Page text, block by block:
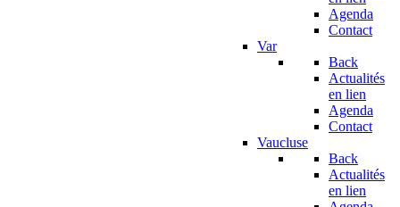
Agenda
Contact
Var
Back
Actualités
en lien
Agenda
Contact
Vaucluse
Back
Actualités
en lien